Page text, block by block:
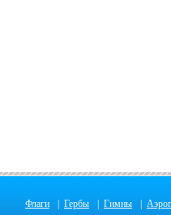
Флаги Гербы Гимны